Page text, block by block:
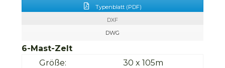
Typenblatt (PDF)
DXF
DWG
6-Mast-Zelt
Größe:
30 x 105m